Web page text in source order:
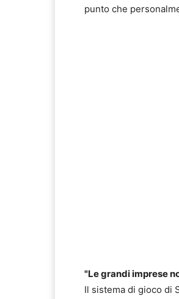
punto che
"Le grandi imprese
Il sistema di gioco di